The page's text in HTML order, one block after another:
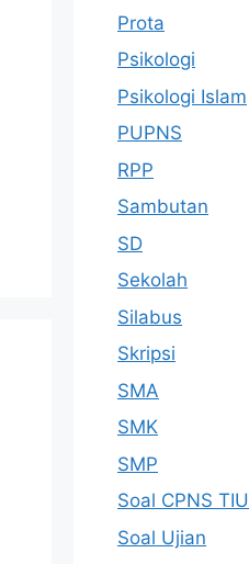
Prota
Psikologi
Psikologi Islam
PUPNS
RPP
Sambutan
SD
Sekolah
Silabus
Skripsi
SMA
SMK
SMP
Soal CPNS TIU
Soal Ujian